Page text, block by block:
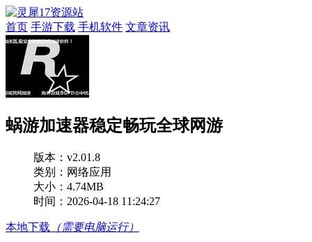
首页 手游下载 手机软件 文章资讯
蜗游加速器稳定畅玩全球网游
版本： v2.01.8
类别：网络应用
大小：4.74MB
时间：2026-04-18 11:24:27
本地下载 （需要电脑运行）